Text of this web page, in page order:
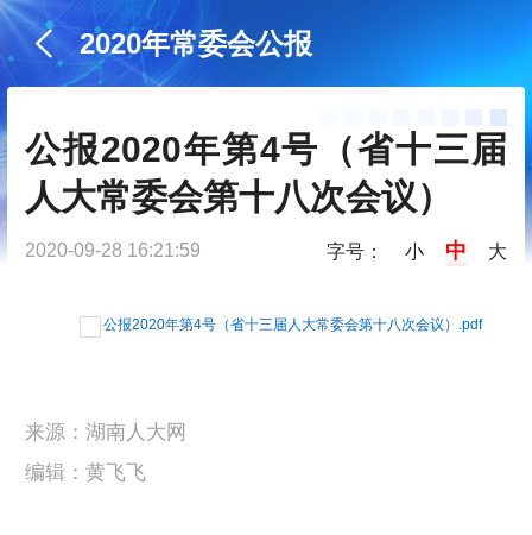
2020年常委会公报
公报2020年第4号（省十三届
人大常委会第十八次会议）
2020-09-28 16:21:59 字号： 小 中 大
公报2020年第4号（省十三届人大常委会第十八次会议）.pdf
来源：湖南人大网
编辑：黄飞飞